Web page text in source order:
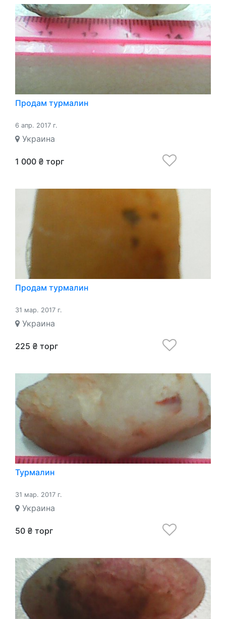
Продам турмалин
6 апр. 2017 г.
Украина
1 000 ₴ торг
Продам турмалин
31 мар. 2017 г.
Украина
225 ₴ торг
Турмалин
31 мар. 2017 г.
Украина
50 ₴ торг